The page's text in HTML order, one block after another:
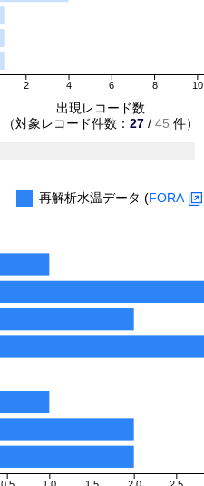
2 4 6 8 10
出現レコード数
（対象レコード件数： 27 / 45 件）
再解析水温データ (FORA